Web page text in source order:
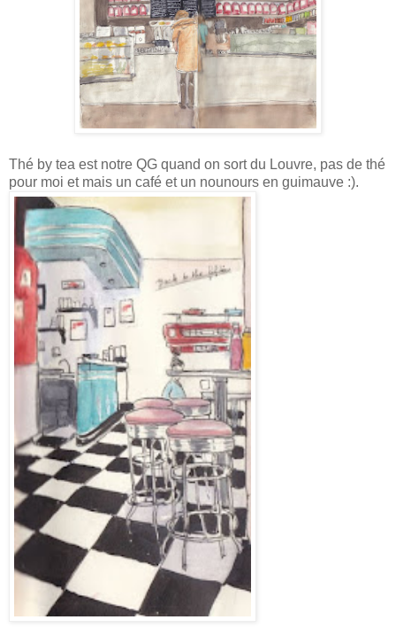
Thé by tea est notre QG quand on sort du Louvre, pas de thé
pour moi et mais un café et un nounours en guimauve :).